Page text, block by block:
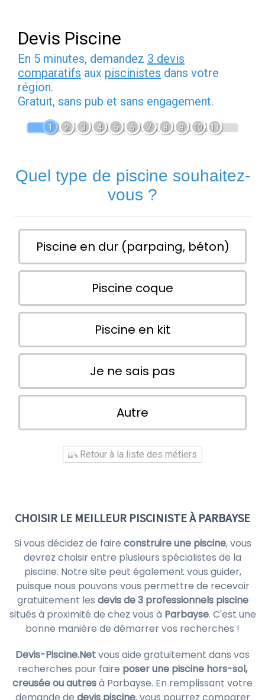
Devis Piscine
En 5 minutes, demandez 3 devis
comparatifs aux piscinistes dans votre
région.
Gratuit, sans pub et sans engagement.
1 2 3 4 5 6 7 8 9 10 11
Quel type de piscine souhaitez-
vous ?
Piscine en dur (parpaing, béton)
Piscine coque
Piscine en kit
Je ne sais pas
Autre
Retour à la liste des métiers
CHOISIR LE MEILLEUR PISCINISTE À PARBAYSE
Si vous décidez de faire construire une piscine, vous
devrez choisir entre plusieurs spécialistes de la
piscine. Notre site peut également vous guider,
puisque nous pouvons vous permettre de recevoir
gratuitement les devis de 3 professionnels piscine
situés à proximité de chez vous à Parbayse. C'est une
bonne manière de démarrer vos recherches !
Devis-Piscine.Netvous aide gratuitement dans vos
recherches pour faire poser une piscine hors-sol,
creusée ou autresà Parbayse. En remplissant votre